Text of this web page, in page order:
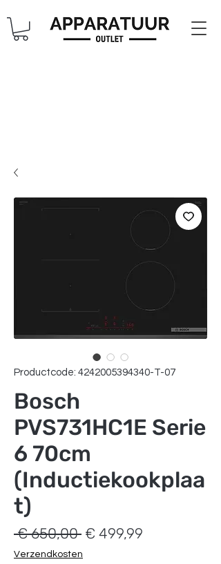
Productcode: 4242005394340-T-07
Bosch
PVS731HC1E Serie
6 70cm
(Inductiekookplaa
t)
€ 650,00 Normale
prijs
€ 499,99
Verzendkosten